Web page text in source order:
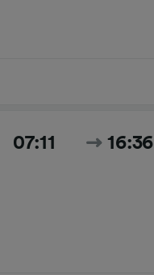
07:11 16:36